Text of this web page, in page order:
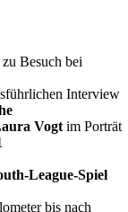
Besuch bei
Interview
Vogt im Porträt
League-Spiel
bis nach